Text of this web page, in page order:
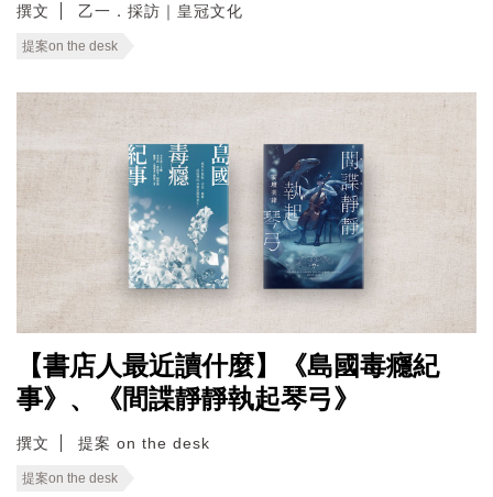
撰文 乙一．採訪｜皇冠文化
提案on the desk
【書店人最近讀什麼】《島國毒癮紀
事》、《間諜靜靜執起琴弓》
撰文 提案 on the desk
提案on the desk